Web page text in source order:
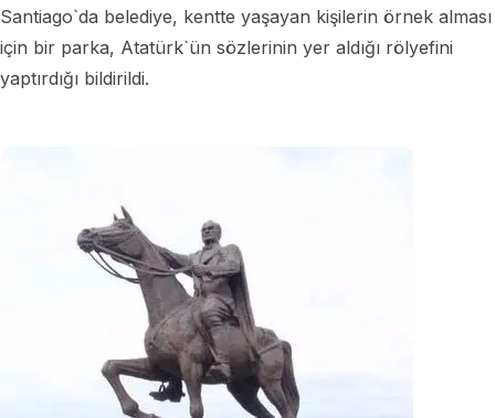
Santiago`da belediye, kentte yaşayan kişilerin örnek alması
için bir parka, Atatürk`ün sözlerinin yer aldığı rölyefini
yaptırdığı bildirildi.